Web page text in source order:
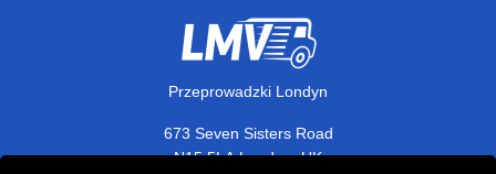
Przeprowadzki Londyn
673 Seven Sisters Road
N15 5LA London,UK